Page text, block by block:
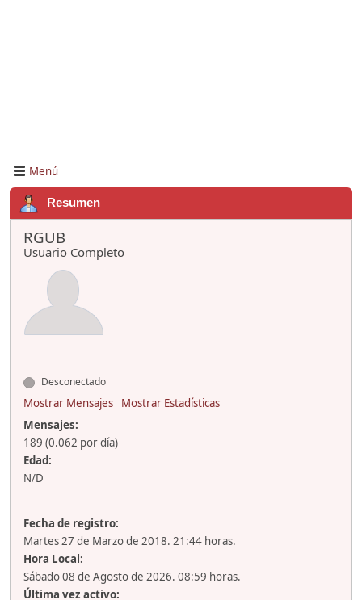
Menú
Resumen
RGUB
Usuario Completo
Desconectado
Mostrar Mensajes
Mostrar Estadísticas
Mensajes:
189 (0.062 por día)
Edad:
N/D
Fecha de registro:
Martes 27 de Marzo de 2018. 21:44 horas.
Hora Local:
Sábado 08 de Agosto de 2026. 08:59 horas.
Última vez activo: